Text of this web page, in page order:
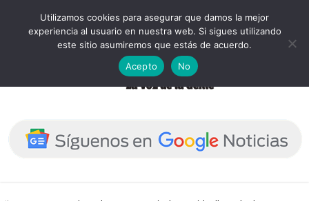
Utilizamos cookies para asegurar que damos la mejor
experiencia al usuario en nuestra web. Si sigues utilizando
este sitio asumiremos que estás de acuerdo.
Acepto
No